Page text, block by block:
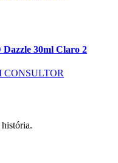
30ml Claro 2
CONSULTOR